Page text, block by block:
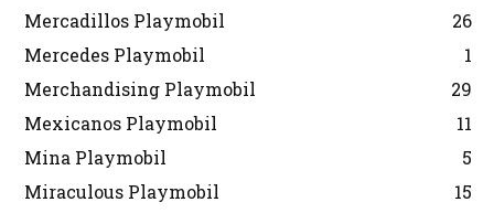
Mercadillos Playmobil
26
Mercedes Playmobil
1
Merchandising Playmobil
29
Mexicanos Playmobil
11
Mina Playmobil
5
Miraculous Playmobil
15